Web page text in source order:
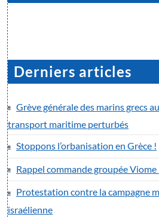
Derniers articles
Grève générale des marins grecs
transport maritime perturbés
Stoppons l’orbanisation en Grèce !
Rappel commande groupée
Protestation contre la campagne
israélienne